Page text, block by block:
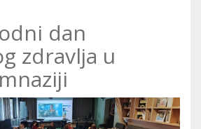
dan
zdravlja u